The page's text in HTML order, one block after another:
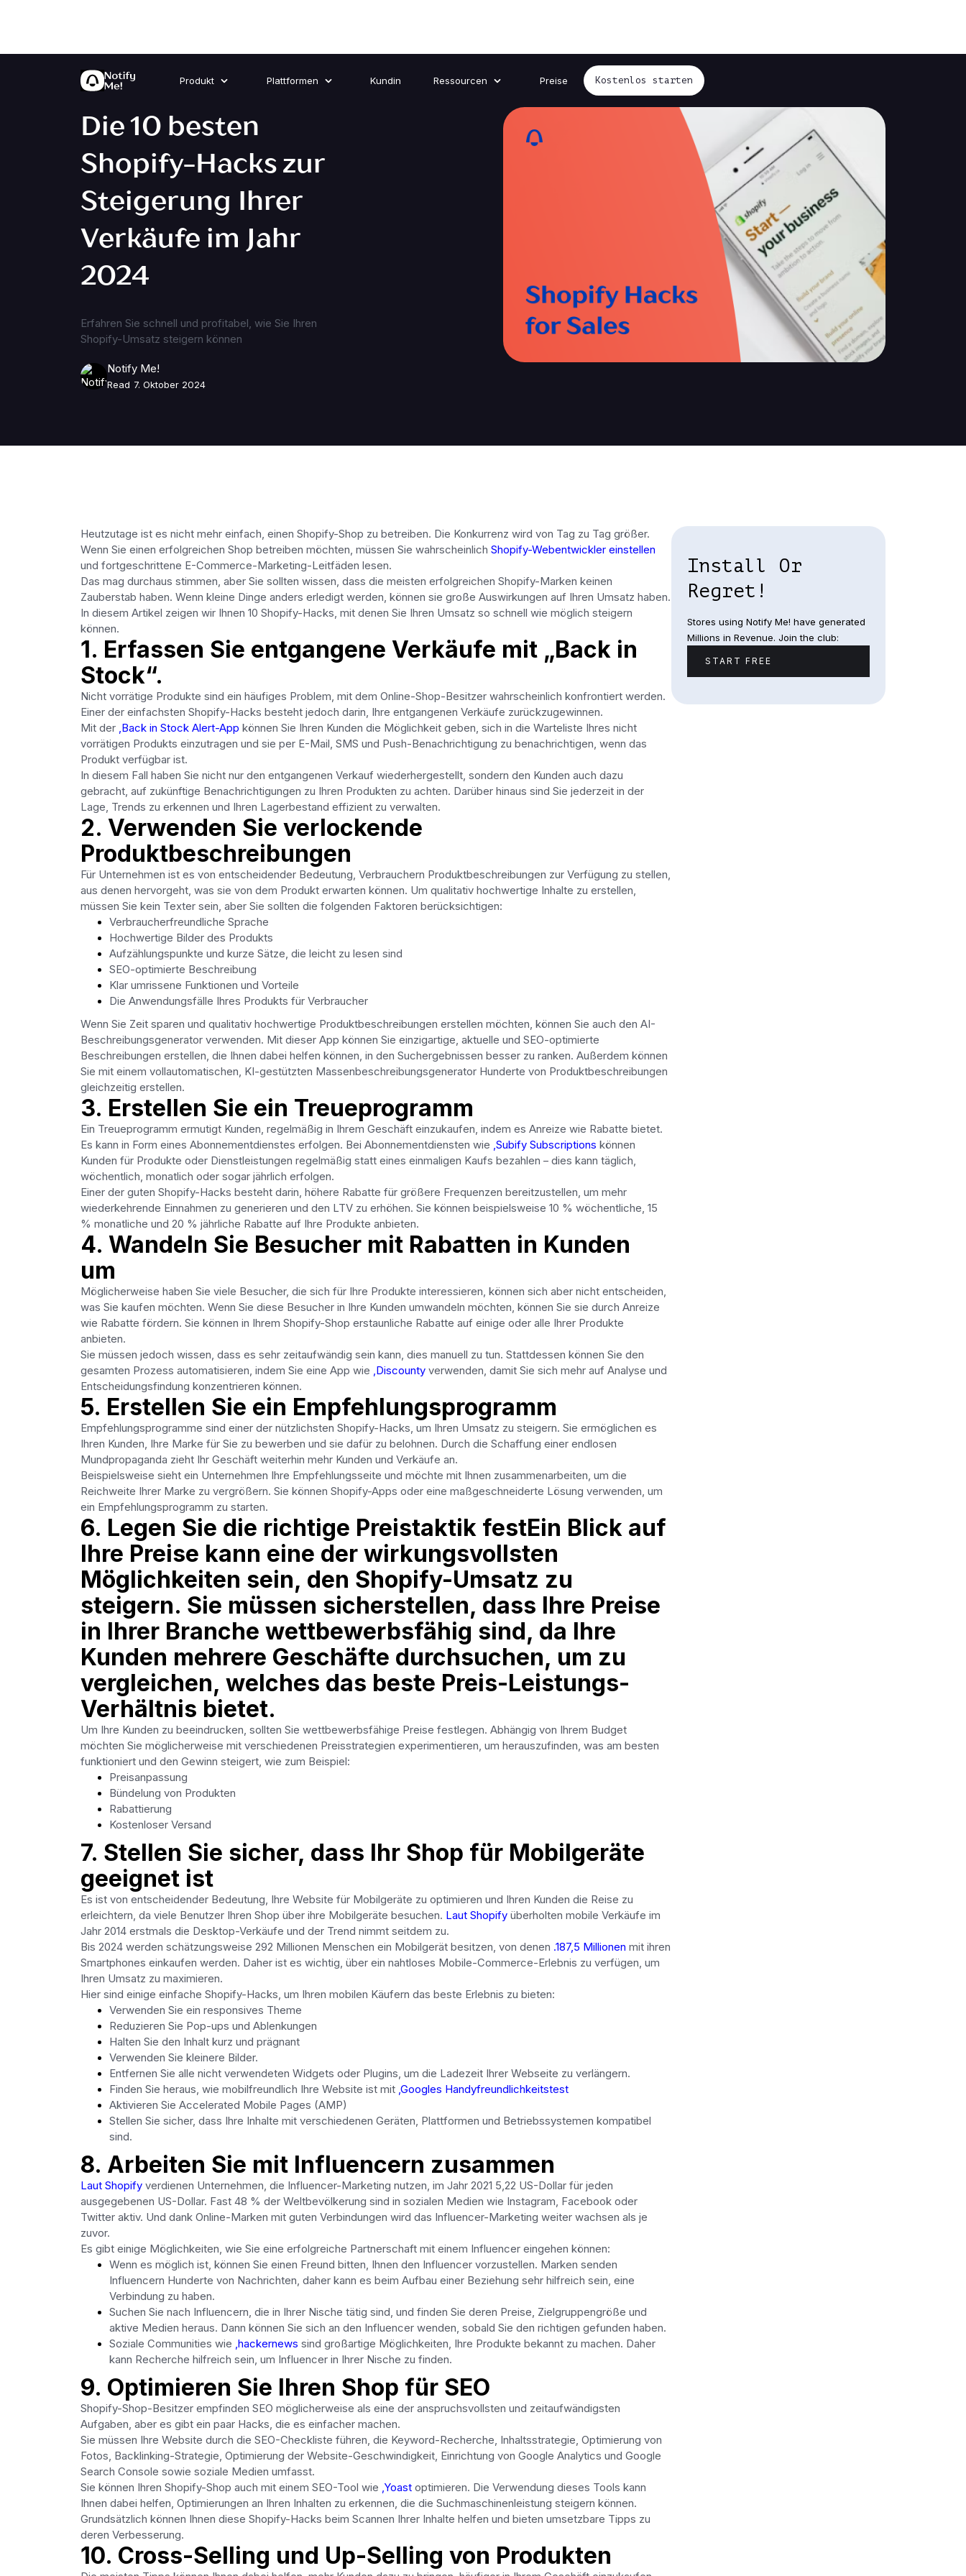
Produkt Plattformen Kundin Ressourcen Preise Kostenlos starten
Die 10 besten
Shopify-Hacks zur
Steigerung Ihrer
Verkäufe im Jahr
2024
Erfahren Sie schnell und profitabel, wie Sie Ihren
Shopify-Umsatz steigern können
Notify Me!
Read 7. Oktober 2024
Heutzutage ist es nicht mehr einfach, einen Shopify-Shop zu betreiben. Die Konkurrenz wird von Tag zu Tag größer.
Wenn Sie einen erfolgreichen Shop betreiben möchten, müssen Sie wahrscheinlich Shopify-Webentwickler einstellen
und fortgeschrittene E-Commerce-Marketing-Leitfäden lesen.
Das mag durchaus stimmen, aber Sie sollten wissen, dass die meisten erfolgreichen Shopify-Marken keinen
Zauberstab haben. Wenn kleine Dinge anders erledigt werden, können sie große Auswirkungen auf Ihren Umsatz haben.
In diesem Artikel zeigen wir Ihnen 10 Shopify-Hacks, mit denen Sie Ihren Umsatz so schnell wie möglich steigern
können.
1. Erfassen Sie entgangene Verkäufe mit „Back in
Stock“.
Nicht vorrätige Produkte sind ein häufiges Problem, mit dem Online-Shop-Besitzer wahrscheinlich konfrontiert werden.
Einer der einfachsten Shopify-Hacks besteht jedoch darin, Ihre entgangenen Verkäufe zurückzugewinnen.
Mit der ,Back in Stock Alert-App können Sie Ihren Kunden die Möglichkeit geben, sich in die Warteliste Ihres nicht
vorrätigen Produkts einzutragen und sie per E-Mail, SMS und Push-Benachrichtigung zu benachrichtigen, wenn das
Produkt verfügbar ist.
In diesem Fall haben Sie nicht nur den entgangenen Verkauf wiederhergestellt, sondern den Kunden auch dazu
gebracht, auf zukünftige Benachrichtigungen zu Ihren Produkten zu achten. Darüber hinaus sind Sie jederzeit in der
Lage, Trends zu erkennen und Ihren Lagerbestand effizient zu verwalten.
2. Verwenden Sie verlockende
Produktbeschreibungen
Für Unternehmen ist es von entscheidender Bedeutung, Verbrauchern Produktbeschreibungen zur Verfügung zu stellen,
aus denen hervorgeht, was sie von dem Produkt erwarten können. Um qualitativ hochwertige Inhalte zu erstellen,
müssen Sie kein Texter sein, aber Sie sollten die folgenden Faktoren berücksichtigen:
Verbraucherfreundliche Sprache
Hochwertige Bilder des Produkts
Aufzählungspunkte und kurze Sätze, die leicht zu lesen sind
SEO-optimierte Beschreibung
Klar umrissene Funktionen und Vorteile
Die Anwendungsfälle Ihres Produkts für Verbraucher
Wenn Sie Zeit sparen und qualitativ hochwertige Produktbeschreibungen erstellen möchten, können Sie auch den AI-
Beschreibungsgenerator verwenden. Mit dieser App können Sie einzigartige, aktuelle und SEO-optimierte
Beschreibungen erstellen, die Ihnen dabei helfen können, in den Suchergebnissen besser zu ranken. Außerdem können
Sie mit einem vollautomatischen, KI-gestützten Massenbeschreibungsgenerator Hunderte von Produktbeschreibungen
gleichzeitig erstellen.
3. Erstellen Sie ein Treueprogramm
Ein Treueprogramm ermutigt Kunden, regelmäßig in Ihrem Geschäft einzukaufen, indem es Anreize wie Rabatte bietet.
Es kann in Form eines Abonnementdienstes erfolgen. Bei Abonnementdiensten wie ,Subify Subscriptions können
Kunden für Produkte oder Dienstleistungen regelmäßig statt eines einmaligen Kaufs bezahlen – dies kann täglich,
wöchentlich, monatlich oder sogar jährlich erfolgen.
Einer der guten Shopify-Hacks besteht darin, höhere Rabatte für größere Frequenzen bereitzustellen, um mehr
wiederkehrende Einnahmen zu generieren und den LTV zu erhöhen. Sie können beispielsweise 10 % wöchentliche, 15
% monatliche und 20 % jährliche Rabatte auf Ihre Produkte anbieten.
4. Wandeln Sie Besucher mit Rabatten in Kunden
um
Möglicherweise haben Sie viele Besucher, die sich für Ihre Produkte interessieren, können sich aber nicht entscheiden,
was Sie kaufen möchten. Wenn Sie diese Besucher in Ihre Kunden umwandeln möchten, können Sie sie durch Anreize
wie Rabatte fördern. Sie können in Ihrem Shopify-Shop erstaunliche Rabatte auf einige oder alle Ihrer Produkte
anbieten.
Sie müssen jedoch wissen, dass es sehr zeitaufwändig sein kann, dies manuell zu tun. Stattdessen können Sie den
gesamten Prozess automatisieren, indem Sie eine App wie ,Discountyverwenden, damit Sie sich mehr auf Analyse und
Entscheidungsfindung konzentrieren können.
5. Erstellen Sie ein Empfehlungsprogramm
Empfehlungsprogramme sind einer der nützlichsten Shopify-Hacks, um Ihren Umsatz zu steigern. Sie ermöglichen es
Ihren Kunden, Ihre Marke für Sie zu bewerben und sie dafür zu belohnen. Durch die Schaffung einer endlosen
Mundpropaganda zieht Ihr Geschäft weiterhin mehr Kunden und Verkäufe an.
Beispielsweise sieht ein Unternehmen Ihre Empfehlungsseite und möchte mit Ihnen zusammenarbeiten, um die
Reichweite Ihrer Marke zu vergrößern. Sie können Shopify-Apps oder eine maßgeschneiderte Lösung verwenden, um
ein Empfehlungsprogramm zu starten.
6. Legen Sie die richtige Preistaktik festEin Blick auf
Ihre Preise kann eine der wirkungsvollsten
Möglichkeiten sein, den Shopify-Umsatz zu
steigern. Sie müssen sicherstellen, dass Ihre Preise
in Ihrer Branche wettbewerbsfähig sind, da Ihre
Kunden mehrere Geschäfte durchsuchen, um zu
vergleichen, welches das beste Preis-Leistungs-
Verhältnis bietet.
Um Ihre Kunden zu beeindrucken, sollten Sie wettbewerbsfähige Preise festlegen. Abhängig von Ihrem Budget
möchten Sie möglicherweise mit verschiedenen Preisstrategien experimentieren, um herauszufinden, was am besten
funktioniert und den Gewinn steigert, wie zum Beispiel:
Preisanpassung
Bündelung von Produkten
Rabattierung
Kostenloser Versand
7. Stellen Sie sicher, dass Ihr Shop für Mobilgeräte
geeignet ist
Es ist von entscheidender Bedeutung, Ihre Website für Mobilgeräte zu optimieren und Ihren Kunden die Reise zu
erleichtern, da viele Benutzer Ihren Shop über ihre Mobilgeräte besuchen. Laut Shopifyüberholten mobile Verkäufe im
Jahr 2014 erstmals die Desktop-Verkäufe und der Trend nimmt seitdem zu.
Bis 2024 werden schätzungsweise 292 Millionen Menschen ein Mobilgerät besitzen, von denen .187,5 Millionen mit ihren
Smartphones einkaufen werden. Daher ist es wichtig, über ein nahtloses Mobile-Commerce-Erlebnis zu verfügen, um
Ihren Umsatz zu maximieren.
Hier sind einige einfache Shopify-Hacks, um Ihren mobilen Käufern das beste Erlebnis zu bieten:
Verwenden Sie ein responsives Theme
Reduzieren Sie Pop-ups und Ablenkungen
Halten Sie den Inhalt kurz und prägnant
Verwenden Sie kleinere Bilder.
Entfernen Sie alle nicht verwendeten Widgets oder Plugins, um die Ladezeit Ihrer Webseite zu verlängern.
Finden Sie heraus, wie mobilfreundlich Ihre Website ist mit ,Googles Handyfreundlichkeitstest
Aktivieren Sie Accelerated Mobile Pages (AMP)
Stellen Sie sicher, dass Ihre Inhalte mit verschiedenen Geräten, Plattformen und Betriebssystemen kompatibel
sind.
8. Arbeiten Sie mit Influencern zusammen
Laut Shopifyverdienen Unternehmen, die Influencer-Marketing nutzen, im Jahr 2021 5,22 US-Dollar für jeden
ausgegebenen US-Dollar. Fast 48 % der Weltbevölkerung sind in sozialen Medien wie Instagram, Facebook oder
Twitter aktiv. Und dank Online-Marken mit guten Verbindungen wird das Influencer-Marketing weiter wachsen als je
zuvor.
Es gibt einige Möglichkeiten, wie Sie eine erfolgreiche Partnerschaft mit einem Influencer eingehen können:
Wenn es möglich ist, können Sie einen Freund bitten, Ihnen den Influencer vorzustellen. Marken senden
Influencern Hunderte von Nachrichten, daher kann es beim Aufbau einer Beziehung sehr hilfreich sein, eine
Verbindung zu haben.
Suchen Sie nach Influencern, die in Ihrer Nische tätig sind, und finden Sie deren Preise, Zielgruppengröße und
aktive Medien heraus. Dann können Sie sich an den Influencer wenden, sobald Sie den richtigen gefunden haben.
Soziale Communities wie ,hackernews sind großartige Möglichkeiten, Ihre Produkte bekannt zu machen. Daher
kann Recherche hilfreich sein, um Influencer in Ihrer Nische zu finden.
9. Optimieren Sie Ihren Shop für SEO
Shopify-Shop-Besitzer empfinden SEO möglicherweise als eine der anspruchsvollsten und zeitaufwändigsten
Aufgaben, aber es gibt ein paar Hacks, die es einfacher machen.
Sie müssen Ihre Website durch die SEO-Checkliste führen, die Keyword-Recherche, Inhaltsstrategie, Optimierung von
Fotos, Backlinking-Strategie, Optimierung der Website-Geschwindigkeit, Einrichtung von Google Analytics und Google
Search Console sowie soziale Medien umfasst.
Sie können Ihren Shopify-Shop auch mit einem SEO-Tool wie ,Yoastoptimieren. Die Verwendung dieses Tools kann
Ihnen dabei helfen, Optimierungen an Ihren Inhalten zu erkennen, die die Suchmaschinenleistung steigern können.
Grundsätzlich können Ihnen diese Shopify-Hacks beim Scannen Ihrer Inhalte helfen und bieten umsetzbare Tipps zu
deren Verbesserung.
10. Cross-Selling und Up-Selling von Produkten
Install Or
Regret!
Stores using Notify Me! have generated
Millions in Revenue. Join the club:
START FREE